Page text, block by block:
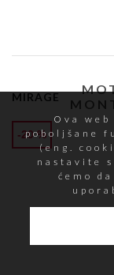
MIRAGE
-20 %
Ova
poboljšane
(eng.
nastavite
ćemo